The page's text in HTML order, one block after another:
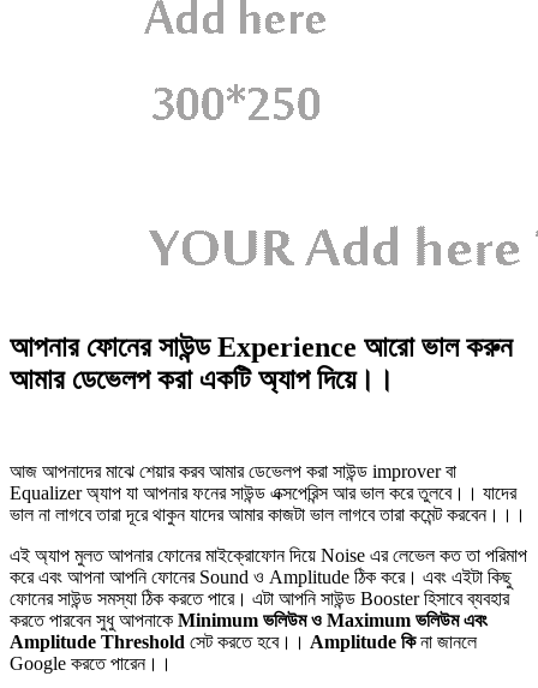
আপনার ফোনের সাউন্ড Experience আরো ভাল করুন
আমার ডেভেলপ করা একটি অ্যাপ দিয়ে।।
আজ আপনাদের মাঝে শেয়ার করব আমার ডেভেলপ করা সাউন্ড improver বা
Equalizer অ্যাপ যা আপনার ফনের সাউন্ড এক্সপেরিন্স আর ভাল করে তুলবে।। যাদের
ভাল না লাগবে তারা দূরে থাকুন যাদের আমার কাজটা ভাল লাগবে তারা কমেন্ট করবেন।।।
এই অ্যাপ মুলত আপনার ফোনের মাইক্রোফোন দিয়ে Noise এর লেভেল কত তা পরিমাপ
করে এবং আপনা আপনি ফোনের Sound ও Amplitude ঠিক করে। এবং এইটা কিছু
ফোনের সাউন্ড সমস্যা ঠিক করতে পারে। এটা আপনি সাউন্ড Booster হিসাবে ব্যবহার
করতে পারবেন সুধু আপনাকে Minimum ভলিউম ও Maximum ভলিউম এবং
Amplitude Threshold সেট করতে হবে।। Amplitude কিনা জানলে
Google করতে পারেন।।